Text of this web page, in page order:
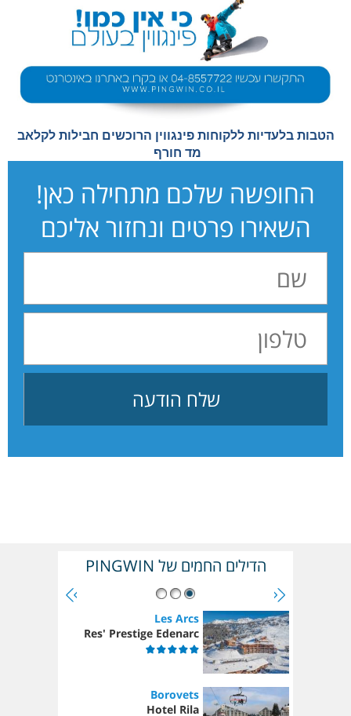
הטבות בלעדיות ללקוחות פינגווין הרוכשים חבילות לקלאב
מד חורף
החופשה שלכם מתחילה כאן!
השאירו פרטים ונחזור אליכם
הדילים החמים של PINGWIN
Les Arcs
Res' Prestige Edenarc
Borovets
Hotel Rila